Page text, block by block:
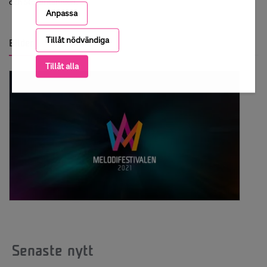
Anpassa
Tillåt nödvändiga
Tillåt alla
och Storbritannien.
Bilder
Senaste nytt